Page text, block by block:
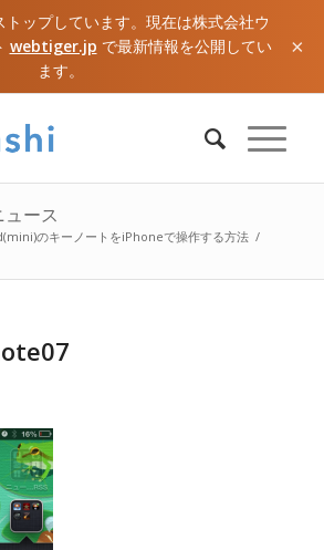
ップしています。現在は株式会社ウ
webtiger.jp で最新情報を公開してい
ます。
×
ース
のキーノートをiPhoneで操作する方法 /